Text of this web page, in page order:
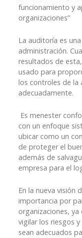
funcionamiento y
organizaciones”
La auditoría es
administración.
resultados de
usado para
los controles de la
adecuadamente.
Es menester
con un enfoque
ubicar como un
de proteger el
además de
empresa para el
En la nueva visión
importancia por
organizaciones, ya
vigilar los riesgos
sean adecuados